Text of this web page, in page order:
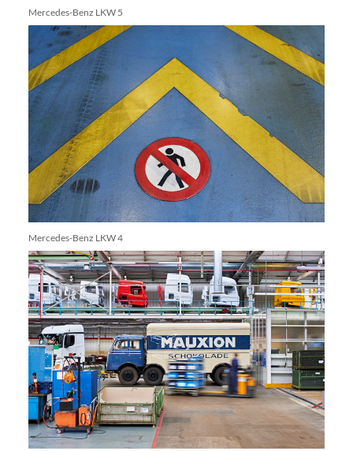
Mercedes-Benz LKW 5
Mercedes-Benz LKW 4